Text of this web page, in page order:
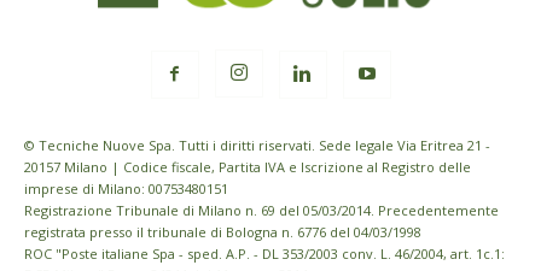
© Tecniche Nuove Spa. Tutti i diritti riservati. Sede legale Via Eritrea 21 -
20157 Milano | Codice fiscale, Partita IVA e Iscrizione al Registro delle
imprese di Milano: 00753480151
Registrazione Tribunale di Milano n. 69 del 05/03/2014. Precedentemente
registrata presso il tribunale di Bologna n. 6776 del 04/03/1998
ROC "Poste italiane Spa - sped. A.P. - DL 353/2003 conv. L. 46/2004, art. 1c.1: